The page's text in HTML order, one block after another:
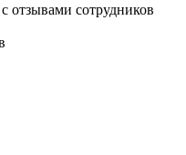
отзывами сотрудников